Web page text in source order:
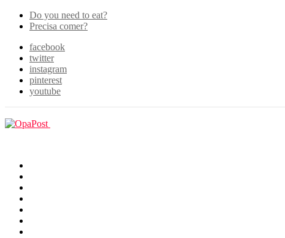
Do you need to eat?
Precisa comer?
facebook
twitter
instagram
pinterest
youtube